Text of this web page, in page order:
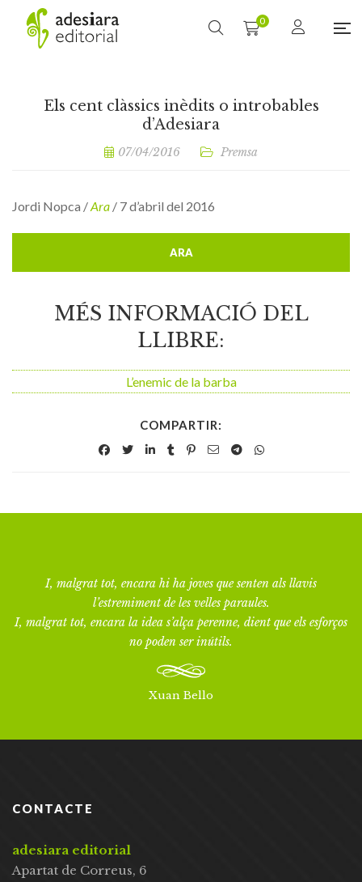
0
Els cent clàssics inèdits o introbables
d’Adesiara
07/04/2016 Premsa
Jordi Nopca /Ara / 7 d’abril del 2016
ARA
MÉS INFORMACIÓ DEL
LLIBRE:
L’enemic de la barba
COMPARTIR:
I, malgrat tot, encara hi ha joves que senten als llavis
l’estremiment de les velles paraules.
I, malgrat tot, encara la idea s’alça perenne, dient que els esforços
no poden ser inútils.
Xuan Bello
CONTACTE
adesiara editorial
Apartat de Correus, 6